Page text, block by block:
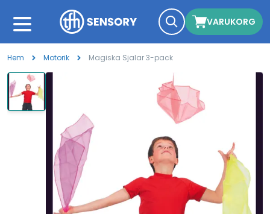
VARUKORG
Hem Motorik Magiska Sjalar 3-pack